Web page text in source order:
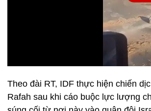
Theo đài RT, IDF thực hiện chiến
Rafah sau khi cáo buộc lực lượng